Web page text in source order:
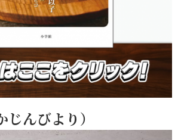
んびより）